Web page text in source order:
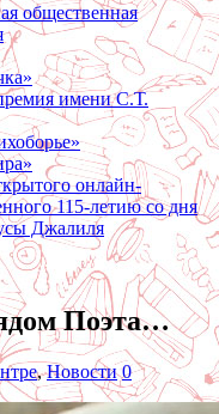
общественная
имени С.Т.
онлайн-
115-летию со дня
Джалиля
Поэта…
,Новости 0